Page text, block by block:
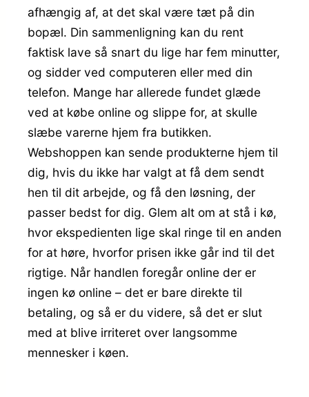
afhængig af, at det skal være tæt på din
bopæl. Din sammenligning kan du rent
faktisk lave så snart du lige har fem minutter,
og sidder ved computeren eller med din
telefon. Mange har allerede fundet glæde
ved at købe online og slippe for, at skulle
slæbe varerne hjem fra butikken.
Webshoppen kan sende produkterne hjem til
dig, hvis du ikke har valgt at få dem sendt
hen til dit arbejde, og få den løsning, der
passer bedst for dig. Glem alt om at stå i kø,
hvor ekspedienten lige skal ringe til en anden
for at høre, hvorfor prisen ikke går ind til det
rigtige. Når handlen foregår online der er
ingen kø online – det er bare direkte til
betaling, og så er du videre, så det er slut
med at blive irriteret over langsomme
mennesker i køen.